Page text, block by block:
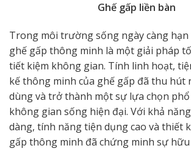
Ghế gấp liền bàn
Trong môi trường sống ngày càng hạn
ghế gấp thông minh là một giải pháp
tiết kiệm không gian. Tính linh hoạt,
kế thông minh của ghế gấp đã thu hút
dùng và trở thành một sự lựa chọn
không gian sống hiện đại. Với khả
dàng, tính năng tiện dụng cao và thiết
gấp thông minh đã chứng minh sự